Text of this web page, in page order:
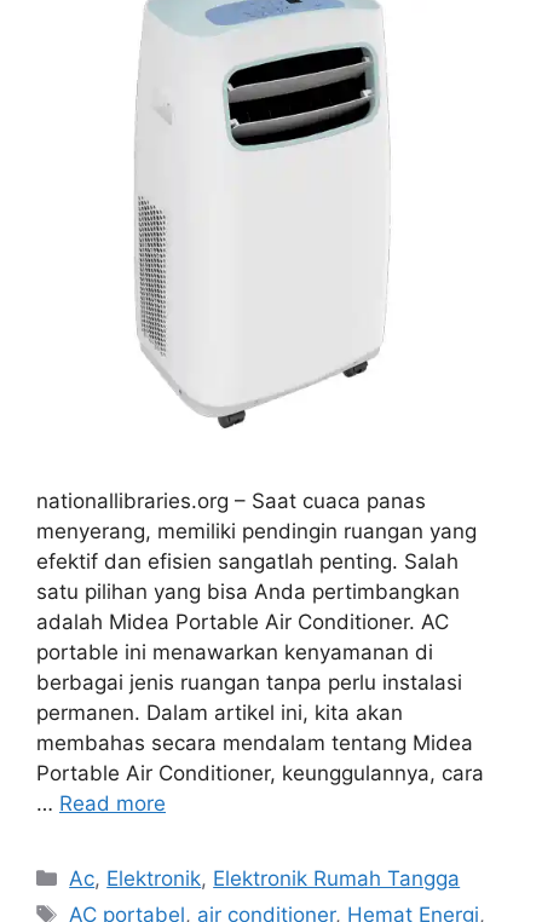
nationallibraries.org – Saat cuaca panas
menyerang, memiliki pendingin ruangan yang
efektif dan efisien sangatlah penting. Salah
satu pilihan yang bisa Anda pertimbangkan
adalah Midea Portable Air Conditioner. AC
portable ini menawarkan kenyamanan di
berbagai jenis ruangan tanpa perlu instalasi
permanen. Dalam artikel ini, kita akan
membahas secara mendalam tentang Midea
Portable Air Conditioner, keunggulannya, cara
… Read more
Categories
Ac, Elektronik, Elektronik Rumah Tangga
Tags
AC portabel, air conditioner, Hemat Energi,